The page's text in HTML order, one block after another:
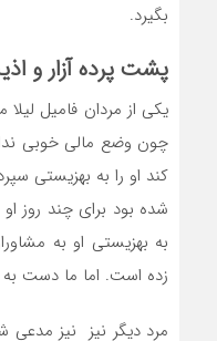
بگیرد.
پشت پرده آزار و
یکی از مردان فامیل
چون وضع مالی خوبی
کند او را به بهزیستی
شده بود برای چند روز او
به بهزیستی او به
زده است. اما ما دست
مرد دیگر نیز نیز مدعی